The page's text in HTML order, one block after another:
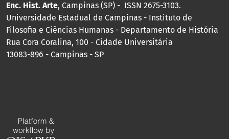
Enc. Hist. Arte, Campinas (SP) - ISSN 2675-3103.
Universidade Estadual de Campinas - Instituto de
Filosofia e Ciências Humanas - Departamento de História
Rua Cora Coralina, 100 - Cidade Universitária
13083-896 - Campinas - SP